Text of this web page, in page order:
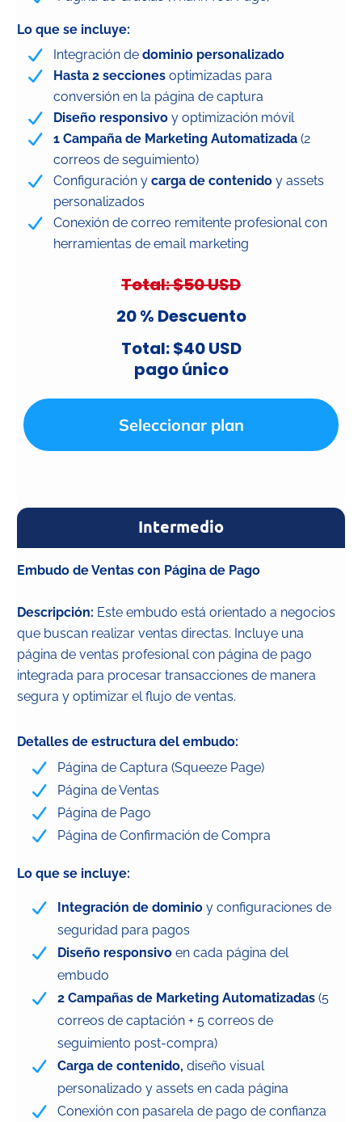
Lo que se incluye:
Integración de dominio personalizado
Hasta 2 secciones optimizadas para
conversión en la página de captura
Diseño responsivo y optimización móvil
1 Campaña de Marketing Automatizada (2
correos de seguimiento)
Configuración y carga de contenido y assets
personalizados
Conexión de correo remitente profesional con
herramientas de email marketing
Total: $50 USD
20 % Descuento
Total: $40 USD
pago único
Seleccionar plan
Intermedio
Embudo de Ventas con Página de Pago
Descripción: Este embudo está orientado a negocios
que buscan realizar ventas directas. Incluye una
página de ventas profesional con página de pago
integrada para procesar transacciones de manera
segura y optimizar el flujo de ventas.
Detalles de estructura del embudo:
Página de Captura (Squeeze Page)
Página de Ventas
Página de Pago
Página de Confirmación de Compra
Lo que se incluye:
Integración de dominio y configuraciones de
seguridad para pagos
Diseño responsivo en cada página del
embudo
2 Campañas de Marketing Automatizadas (5
correos de captación + 5 correos de
seguimiento post-compra)
Carga de contenido, diseño visual
personalizado y assets en cada página
Conexión con pasarela de pago de confianza